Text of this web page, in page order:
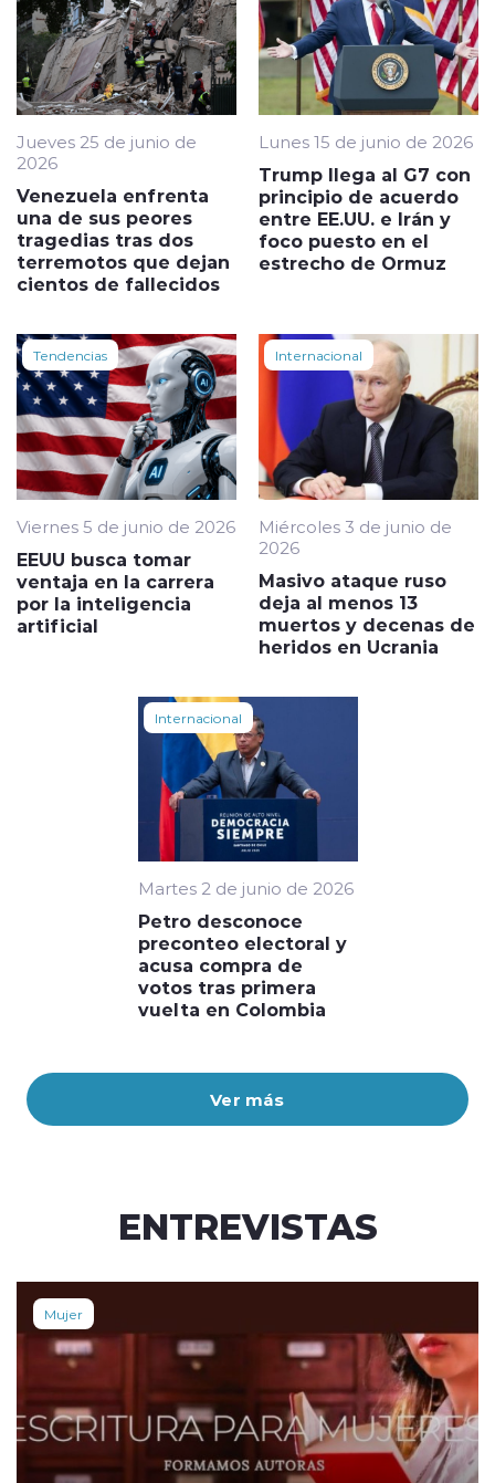
Ver más
Jueves 25 de junio de
2026
Venezuela enfrenta
una de sus peores
tragedias tras dos
terremotos que dejan
cientos de fallecidos
Lunes 15 de junio de 2026
Trump llega al G7 con
principio de acuerdo
entre EE.UU. e Irán y
foco puesto en el
estrecho de Ormuz
Tendencias
Viernes 5 de junio de 2026
EEUU busca tomar
ventaja en la carrera
por la inteligencia
artificial
Internacional
Miércoles 3 de junio de
2026
Masivo ataque ruso
deja al menos 13
muertos y decenas de
heridos en Ucrania
Internacional
Martes 2 de junio de 2026
Petro desconoce
preconteo electoral y
acusa compra de
votos tras primera
vuelta en Colombia
ENTREVISTAS
Mujer